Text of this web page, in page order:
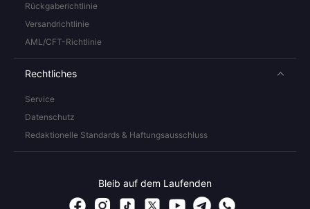
Rückgaberichtlinie
Versandrichtlinie
AML/CFT-Richtlinie
Rechtliches
Service
Datenschutz
Redaktionelle Standards & Haftungsausschluss
Bleib auf dem Laufenden